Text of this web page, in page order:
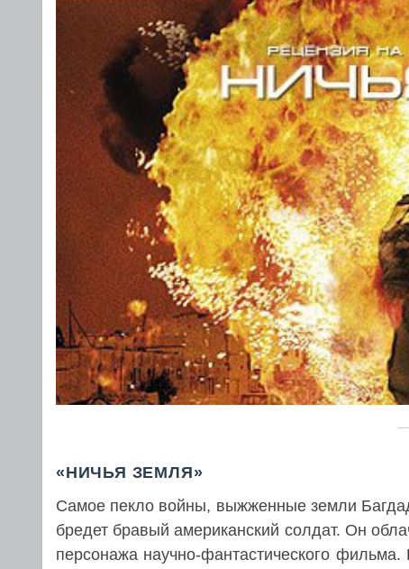
«НИЧЬЯ ЗЕМЛЯ»
Самое пекло войны, выжженные земли
бредет бравый американский солдат. Он
персонажа научно-фантастического